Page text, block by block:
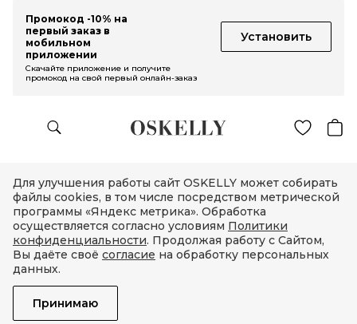
Промокод -10% на
первый заказ в
мобильном
приложении
Установить
Скачайте приложение и получите
промокод на свой первый онлайн-заказ
Для улучшения работы сайт OSKELLY может собирать
файлы cookies, в том числе посредством метрической
программы «Яндекс метрика». Обработка
осуществляется согласно условиям Политики
конфиденциальности. Продолжая работу с Сайтом,
Вы даёте своё согласие на обработку персональных
данных.
Принимаю